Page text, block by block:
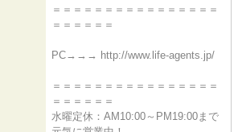
＝＝＝＝＝＝＝＝＝＝＝＝＝＝＝＝
＝＝＝＝＝＝
PC→→→ http://www.life-agents.jp/
＝＝＝＝＝＝＝＝＝＝＝＝＝＝＝＝
＝＝＝＝＝＝
水曜定休：AM10:00～PM19:00まで